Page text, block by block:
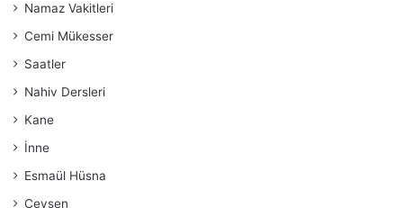
Namaz Vakitleri
Cemi Mükesser
Saatler
Nahiv Dersleri
Kane
İnne
Esmaül Hüsna
Cevşen